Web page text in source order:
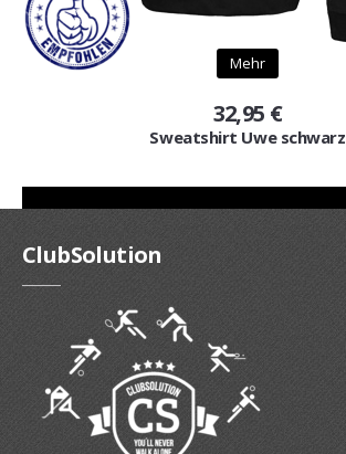
Mehr
32,95 €
Sweatshirt Uwe schwarz
ClubSolution